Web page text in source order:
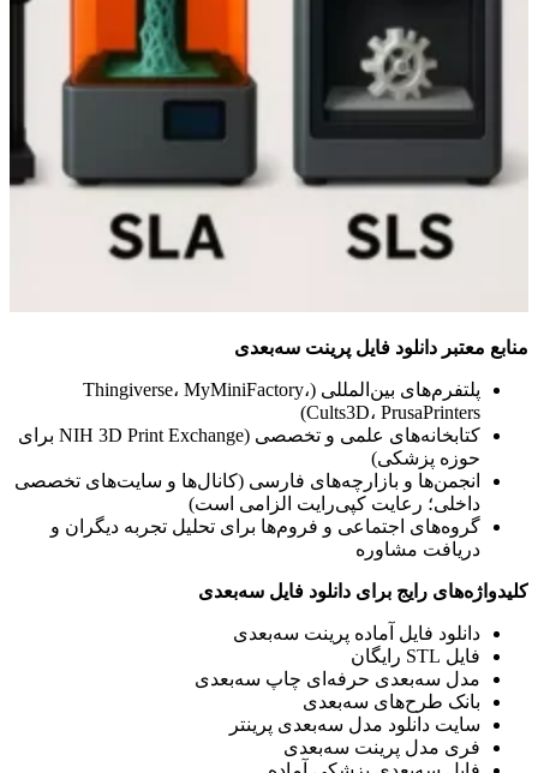
منابع معتبر دانلود فایل پرینت سه‌بعدی
پلتفرم‌های بین‌المللی (Thingiverse، MyMiniFactory،
Cults3D، PrusaPrinters)
کتابخانه‌های علمی و تخصصی (NIH 3D Print Exchange برای
حوزه پزشکی)
انجمن‌ها و بازارچه‌های فارسی (کانال‌ها و سایت‌های تخصصی
داخلی؛ رعایت کپی‌رایت الزامی است)
گروه‌های اجتماعی و فروم‌ها برای تحلیل تجربه دیگران و
دریافت مشاوره
کلیدواژه‌های رایج برای دانلود فایل سه‌بعدی
دانلود فایل آماده پرینت سه‌بعدی
فایل STL رایگان
مدل سه‌بعدی حرفه‌ای چاپ سه‌بعدی
بانک طرح‌های سه‌بعدی
سایت دانلود مدل سه‌بعدی پرینتر
فری مدل پرینت سه‌بعدی